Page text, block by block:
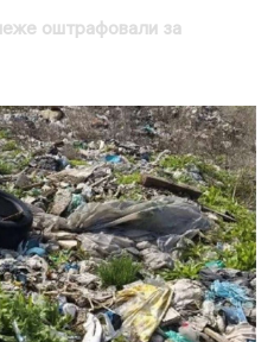
оштрафовали за